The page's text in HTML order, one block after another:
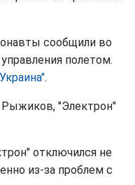
сообщили во
полетом.
.
Рыжиков, "Электрон"
отключился не
из-за проблем с